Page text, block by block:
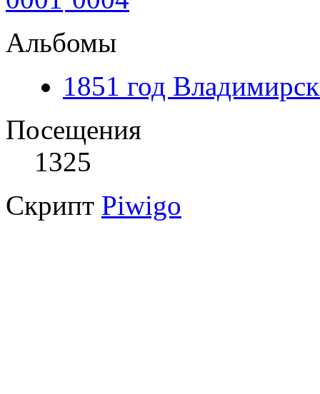
Альбомы
1851 год
Посещения
1325
Скрипт Piwigo